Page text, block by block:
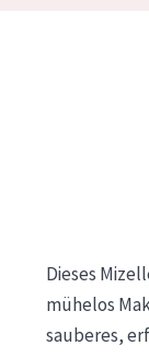
Dieses
mühelos
sauberes,